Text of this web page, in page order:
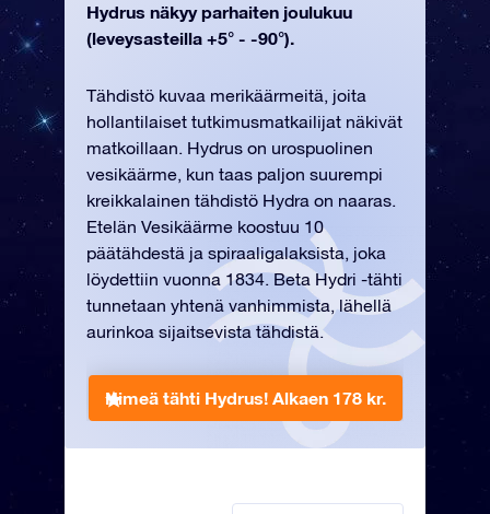
Hydrus näkyy parhaiten joulukuu
(leveysasteilla +5° - -90°).
Tähdistö kuvaa merikäärmeitä, joita
hollantilaiset tutkimusmatkailijat näkivät
matkoillaan. Hydrus on urospuolinen
vesikäärme, kun taas paljon suurempi
kreikkalainen tähdistö Hydra on naaras.
Etelän Vesikäärme koostuu 10
päätähdestä ja spiraaligalaksista, joka
löydettiin vuonna 1834. Beta Hydri -tähti
tunnetaan yhtenä vanhimmista, lähellä
aurinkoa sijaitsevista tähdistä.
Nimeä tähti Hydrus! Alkaen 178 kr.